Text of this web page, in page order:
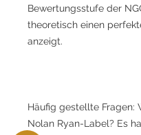
Bewertungsstufe der
theoretisch einen
anzeigt.
Häufig gestellte Fragen:
Nolan Ryan-Label? Es